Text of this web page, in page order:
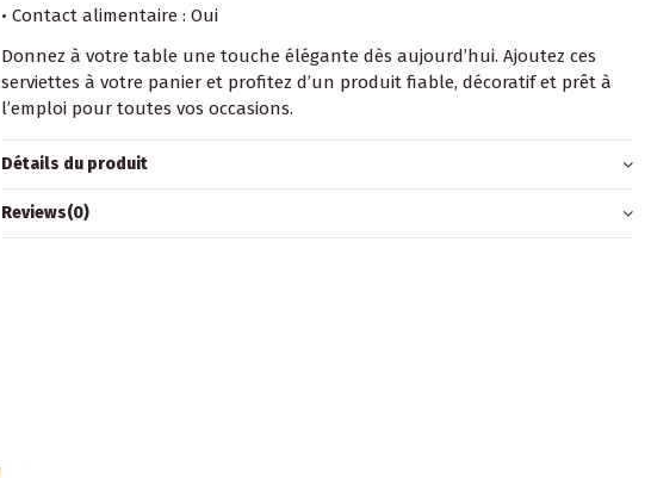
• Contact alimentaire : Oui
Donnez à votre table une touche élégante dès aujourd’hui. Ajoutez ces
serviettes à votre panier et profitez d’un produit fiable, décoratif et prêt à
l’emploi pour toutes vos occasions.
Détails du produit
Reviews(0)